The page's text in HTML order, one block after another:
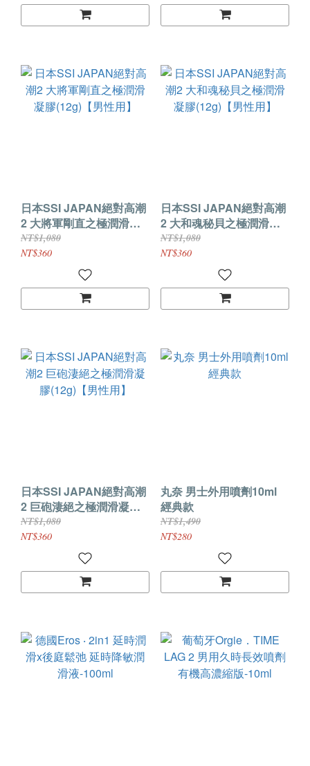
日本SSI JAPAN絕對高潮
2 大將軍剛直之極潤滑凝
膠(12g)【男性用】
NT$1,080
NT$360
日本SSI JAPAN絕對高潮
2 大和魂秘貝之極潤滑凝
膠(12g)【男性用】
NT$1,080
NT$360
日本SSI JAPAN絕對高潮
2 巨砲淒絕之極潤滑凝膠
(12g)【男性用】
NT$1,080
NT$360
丸奈 男士外用噴劑10ml
經典款
NT$1,490
NT$280